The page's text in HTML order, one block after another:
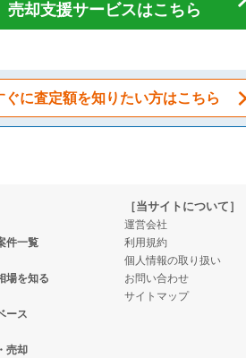
売却支援サービスはこちら
ぐに査定額を知りたい方はこちら
件一覧
場を知る
ース
売却
［当サイトについて］
運営会社
利用規約
個人情報の取り扱い
お問い合わせ
サイトマップ